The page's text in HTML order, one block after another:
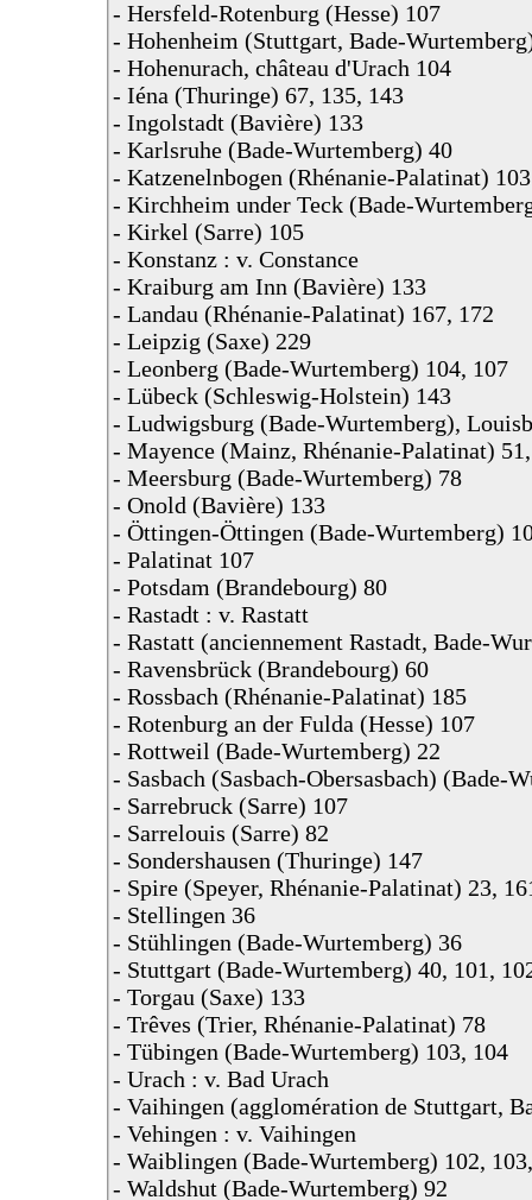
- Hersfeld-Rotenburg (Hesse) 107
- Hohenheim (Stuttgart, Bade-
- Hohenurach, château d'Urach 104
- Iéna (Thuringe) 67, 135, 143
- Ingolstadt (Bavière) 133
- Karlsruhe (Bade-Wurtemberg) 40
- Katzenelnbogen (Rhénanie-Palatinat) 103
- Kirchheim under Teck (Bade-
- Kirkel (Sarre) 105
- Konstanz : v. Constance
- Kraiburg am Inn (Bavière) 133
- Landau (Rhénanie-Palatinat) 167, 172
- Leipzig (Saxe) 229
- Leonberg (Bade-Wurtemberg) 104, 107
- Lübeck (Schleswig-Holstein) 143
- Ludwigsburg (Bade-Wurtemberg),
- Mayence (Mainz, Rhénanie-Palatinat)
- Meersburg (Bade-Wurtemberg) 78
- Onold (Bavière) 133
- Öttingen-Öttingen (Bade-Wurtemberg)
- Palatinat 107
- Potsdam (Brandebourg) 80
- Rastadt : v. Rastatt
- Rastatt (anciennement Rastadt, Bade-
- Ravensbrück (Brandebourg) 60
- Rossbach (Rhénanie-Palatinat) 185
- Rotenburg an der Fulda (Hesse) 107
- Rottweil (Bade-Wurtemberg) 22
- Sasbach (Sasbach-Obersasbach) (Bade-
- Sarrebruck (Sarre) 107
- Sarrelouis (Sarre) 82
- Sondershausen (Thuringe) 147
- Spire (Speyer, Rhénanie-Palatinat) 23,
- Stellingen 36
- Stühlingen (Bade-Wurtemberg) 36
- Stuttgart (Bade-Wurtemberg) 40, 101,
- Torgau (Saxe) 133
- Trêves (Trier, Rhénanie-Palatinat) 78
- Tübingen (Bade-Wurtemberg) 103, 104
- Urach : v. Bad Urach
- Vaihingen (agglomération de Stuttgart,
- Vehingen : v. Vaihingen
- Waiblingen (Bade-Wurtemberg) 102,
- Waldshut (Bade-Wurtemberg) 92